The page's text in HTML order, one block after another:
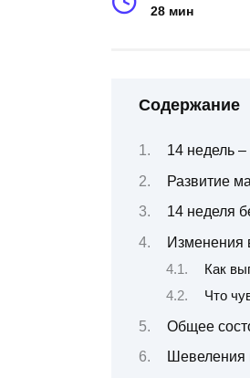
28 мин
Содержание
14 недель –
Развитие
14 неделя
Изменения
Как
Что
Общее
Шевеления